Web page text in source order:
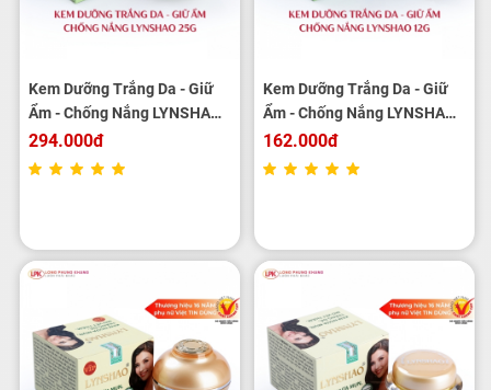
Kem Dưỡng Trắng Da - Giữ
Ẩm - Chống Nắng LYNSHAO
25g
294.000đ
Kem Dưỡng Trắng Da - Giữ
Ẩm - Chống Nắng LYNSHAO
12g
162.000đ